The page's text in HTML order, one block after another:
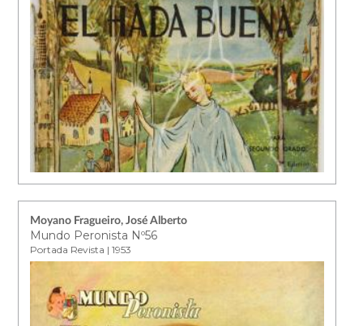
Moyano Fragueiro, José Alberto
Mundo Peronista Nº56
Portada Revista | 1953